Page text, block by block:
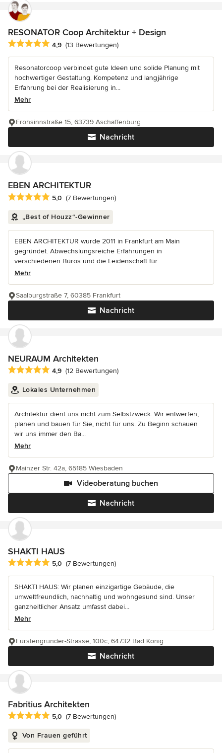
RESONATOR Coop Architektur + Design
Durchschnittliche Bewertung: 4.9 von 5 Sternen
4,9 (13 Bewertungen)
Resonatorcoop verbindet gute Ideen und solide Planung mit
hochwertiger Gestaltung. Kompetenz und langjährige
Erfahrung bei der Realisierung in...
Mehr
Nachricht
Frohsinnstraße 15, 63739 Aschaffenburg
EBEN ARCHITEKTUR
Durchschnittliche Bewertung: 5 von 5 Sternen
5,0 (7 Bewertungen)
„Best of Houzz“-Gewinner
EBEN ARCHITEKTUR wurde 2011 in Frankfurt am Main
gegründet. Abwechslungsreiche Erfahrungen in
verschiedenen Büros und die Leidenschaft für...
Mehr
Nachricht
Saalburgstraße 7, 60385 Frankfurt
NEURAUM Architekten
Durchschnittliche Bewertung: 4.9 von 5 Sternen
4,9 (12 Bewertungen)
Lokales Unternehmen
Architektur dient uns nicht zum Selbstzweck. Wir entwerfen,
planen und bauen für Sie, nicht für uns. Zu Beginn schauen
wir uns immer den Ba...
Mehr
Nachricht
Videoberatung buchen
Mainzer Str. 42a, 65185 Wiesbaden
SHAKTI HAUS
Durchschnittliche Bewertung: 5 von 5 Sternen
5,0 (7 Bewertungen)
SHAKTI HAUS: Wir planen einzigartige Gebäude, die
umweltfreundlich, nachhaltig und wohngesund sind. Unser
ganzheitlicher Ansatz umfasst dabei...
Mehr
Nachricht
Fürstengrunder-Strasse, 100c, 64732 Bad König
Fabritius Architekten
Durchschnittliche Bewertung: 5 von 5 Sternen
5,0 (7 Bewertungen)
Von Frauen geführt